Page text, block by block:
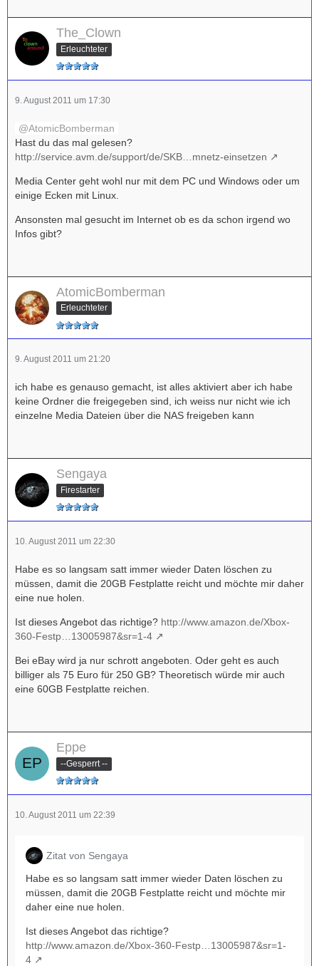
The_Clown
Erleuchteter
9. August 2011 um 17:30
AtomicBomberman
Hast du das mal gelesen?
http://service.avm.de/support/de/SKB…mnetz-einsetzen
Media Center geht wohl nur mit dem PC und Windows oder um
einige Ecken mit Linux.
Ansonsten mal gesucht im Internet ob es da schon irgend wo
Infos gibt?
AtomicBomberman
Erleuchteter
9. August 2011 um 21:20
ich habe es genauso gemacht, ist alles aktiviert aber ich habe
keine Ordner die freigegeben sind, ich weiss nur nicht wie ich
einzelne Media Dateien über die NAS freigeben kann
Sengaya
Firestarter
10. August 2011 um 22:30
Habe es so langsam satt immer wieder Daten löschen zu
müssen, damit die 20GB Festplatte reicht und möchte mir daher
eine nue holen.
Ist dieses Angebot das richtige? http://www.amazon.de/Xbox-
360-Festp…13005987&sr=1-4
Bei eBay wird ja nur schrott angeboten. Oder geht es auch
billiger als 75 Euro für 250 GB? Theoretisch würde mir auch
eine 60GB Festplatte reichen.
Eppe
--Gesperrt --
10. August 2011 um 22:39
Zitat von Sengaya
Habe es so langsam satt immer wieder Daten löschen zu
müssen, damit die 20GB Festplatte reicht und möchte mir
daher eine nue holen.
Ist dieses Angebot das richtige?
http://www.amazon.de/Xbox-360-Festp…13005987&sr=1-
4